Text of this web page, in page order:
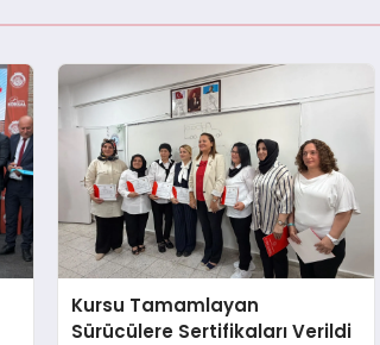
Kursu Tamamlayan
Sürücülere Sertifikaları Verildi